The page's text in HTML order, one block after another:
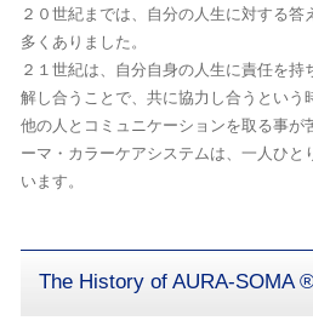
２０世紀までは、自分の人生に対する
多くありました。
２１世紀は、自分自身の人生に責任を
解し合うことで、共に協力し合うという
他の人とコミュニケーションを取る事が
ーマ・カラーケアシステムは、一人ひ
います。
The History of AURA-SOMA